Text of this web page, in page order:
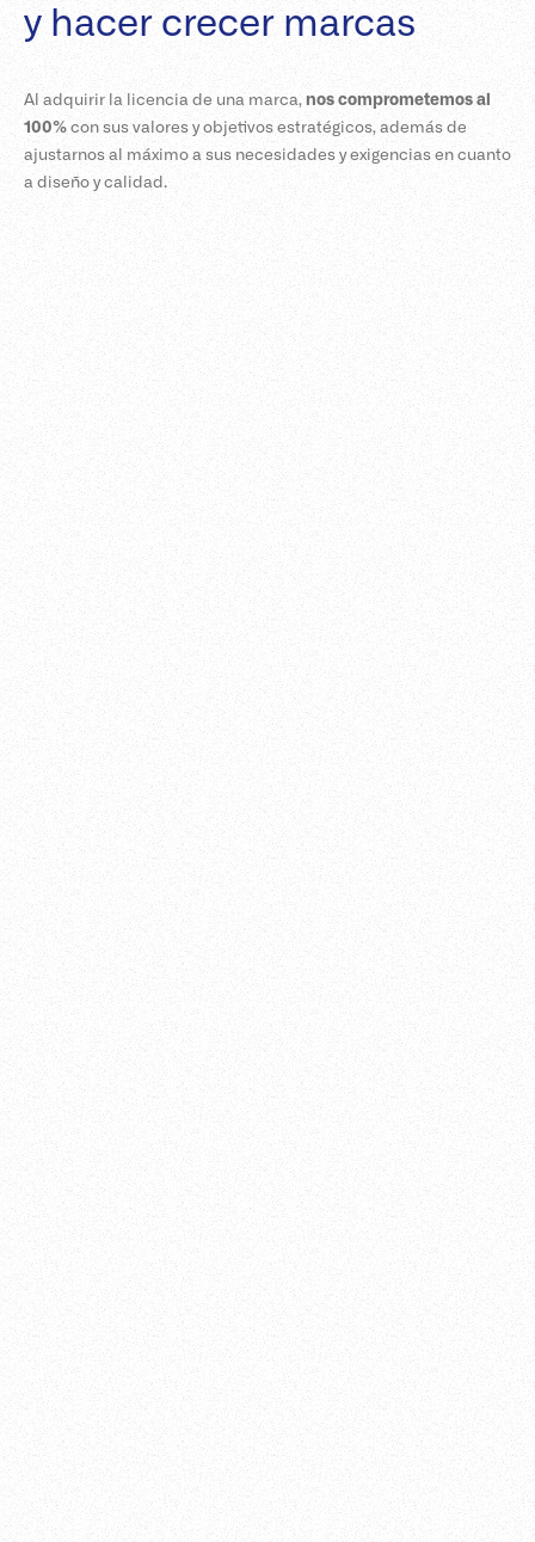
y hacer crecer marcas
Al adquirir la licencia de una marca, nos comprometemos al
100% con sus valores y objetivos estratégicos, además de
ajustarnos al máximo a sus necesidades y exigencias en cuanto
a diseño y calidad.